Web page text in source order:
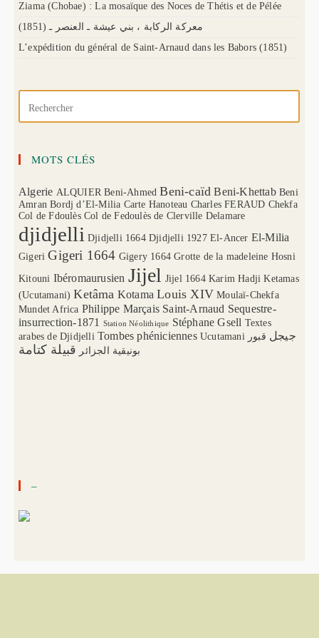
Ziama (Chobae) : La mosaïque des Noces de Thétis et de Pélée
(1851) معركة الركابة ، بني عيشة ـ العنصر ـ
L’expédition du général de Saint-Arnaud dans les Babors (1851)
MOTS CLÉS
Algerie ALQUIER Beni-Ahmed Beni-caïd Beni-Khettab Beni
Amran Bordj d’El-Milia Carte Hanoteau Charles FERAUD Chekfa
Col de Fdoulès Col de Fedoulès de Clerville Delamare
djidjelli Djidjelli 1664 Djidjelli 1927 El-Ancer El-Milia
Gigeri Gigeri 1664 Gigery 1664 Grotte de la madeleine Hosni
Kitouni Ibéromaurusien Jijel Jijel 1664 Karim Hadji Ketamas
(Ucutamani) Ketâma Kotama Louis XIV Moulaï-Chekfa
Mundet Africa Philippe Marçais Saint-Arnaud Sequestre-
insurrection-1871
Station Néolithique Stéphane Gsell Textes
arabes de Djidjelli Tombes phéniciennes Ucutamani جيجل قبور
بونيقية الجزائر قبيلة كتامة
–